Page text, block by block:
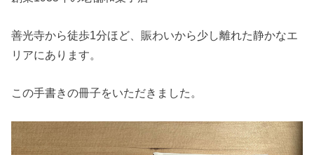
善光寺から徒歩1分ほど、賑わいから少し離れた静かなエ
リアにあります。
この手書きの冊子をいただきました。